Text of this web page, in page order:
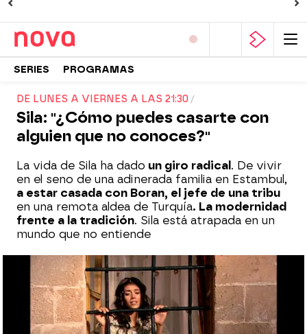
SERIES PROGRAMAS
DE LUNES A VIERNES A LAS 21:30
Sila: "¿Cómo puedes casarte con
alguien que no conoces?"
La vida de Sila ha dado un giro radical . De vivir
en el seno de una adinerada familia en Estambul,
a estar casada con Boran, el jefe de una tribu
en una remota aldea de Turquía. La modernidad
frente a la tradición. Sila está atrapada en un
mundo que no entiende